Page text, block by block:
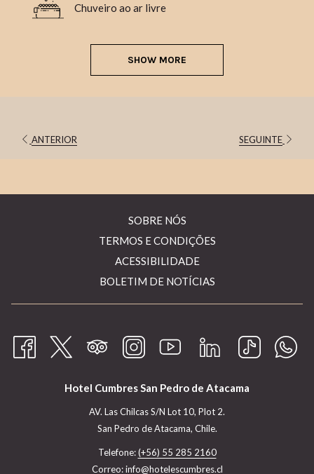
Chuveiro ao ar livre
SHOW MORE
ANTERIOR SEGUINTE
SOBRE NÓSABRIR
NUMA
TERMOS E CONDIÇÕESABRIR
ACESSIBILIDADEABRIR
NUMA
BOLETIM DE NOTÍCIAS
Hotel Cumbres San Pedro de Atacama
AV. Las Chilcas S/N Lot 10, Plot 2.
San Pedro de Atacama, Chile.
Telefone:(+56) 55 285 2160
Correo:info@hotelescumbres.cl